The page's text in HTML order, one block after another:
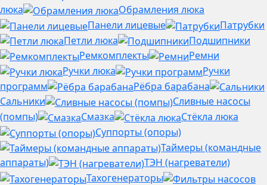
люка
Обрамления люка
Панели лицевые
Патрубки
Петли люка
Подшипники
Ремкомплекты
Ремни
Ручки люка
Ручки
программ
Рёбра барабана
Сальники
Сливные насосы
(помпы)
Смазка
Стёкла люка
Суппорты (опоры)
Таймеры (командные
аппараты)
ТЭН (нагреватели)
Тахогенераторы